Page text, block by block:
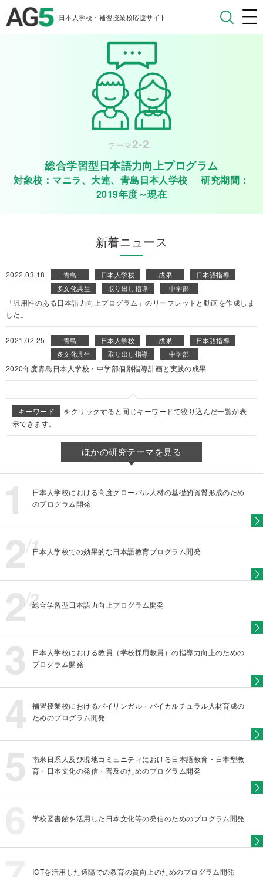
日本人学校・補習授業校応援サイト
テーマ2-2.
総合学習型日本語力向上プログラム
対象校：マニラ、大連、青島日本人学校 研究期間：
2019年度～現在
新着ニュース
2022.03.18 青島 日本人学校 成果
日本語指導
多文化共生
取り出し指導 中学部
「汎用性のある日本語力向上プログラム」のリーフレットと動画を作成しま
した。
2021.02.25 青島 日本人学校 成果
日本語指導
多文化共生
取り出し指導 中学部
2020年度青島日本人学校・中学部個別指導計画と実践の成果
キーワード
をクリックすると同じキーワードで絞り込んだ一覧が表
示できます。
ほかの研究テーマを見る
日本人学校における高度グローバル人材の基礎的資質形成のため
のプログラム開発
日本人学校での効果的な日本語教育プログラム開発
総合学習型日本語力向上プログラム開発
日本人学校における教員（学校採用教員）の指導力向上のための
プログラム開発
補習授業校におけるバイリンガル・バイカルチュラル人材育成の
ためのプログラム開発
南米日系人及び現地コミュニティにおける日本語教育・日本型教
育・日本文化の発信・普及のためのプログラム開発
学校図書館を活用した日本文化等の発信のためのプログラム開発
ICTを活用した遠隔での教育の質向上のためのプログラム開発